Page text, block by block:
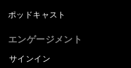
ポッドキャスト
エンゲージメント
サインイン